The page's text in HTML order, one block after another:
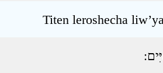
Titen leroshecha
׃